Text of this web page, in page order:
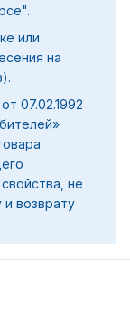
или
на
07.02.1992
не
возврату